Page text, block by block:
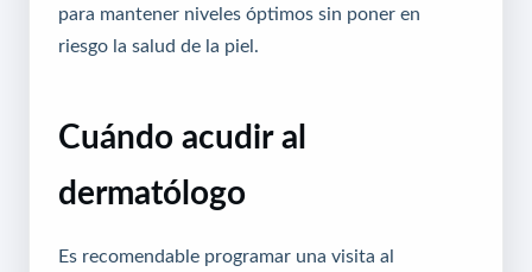
para mantener niveles óptimos sin poner en
riesgo la salud de la piel.
Cuándo acudir al
dermatólogo
Es recomendable programar una visita al